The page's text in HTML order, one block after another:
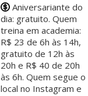
Aniversariante do
dia: gratuito. Quem
treina em academia:
R$ 23 de 6h às 14h,
gratuito de 12h às
20h e R$ 40 de 20h
às 6h. Quem segue o
local no Instagram e